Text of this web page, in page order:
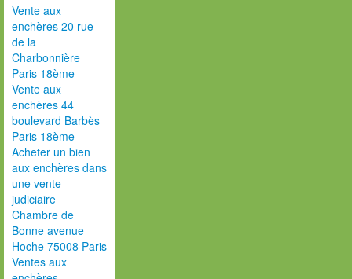
Vente aux
enchères 20 rue
de la
Charbonnière
Paris 18ème
Vente aux
enchères 44
boulevard Barbès
Paris 18ème
Acheter un bien
aux enchères dans
une vente
judiciaire
Chambre de
Bonne avenue
Hoche 75008 Paris
Ventes aux